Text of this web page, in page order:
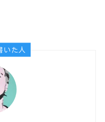
いた人